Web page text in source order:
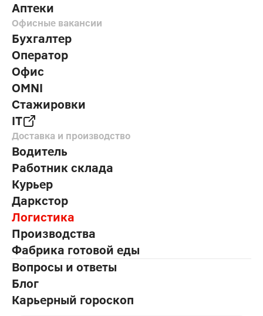
Аптеки
Офисные вакансии
Бухгалтер
Оператор
Офис
OMNI
Стажировки
IT
Доставка и производство
Водитель
Работник склада
Курьер
Даркстор
Логистика
Производства
Фабрика готовой еды
Вопросы и ответы
Блог
Карьерный гороскоп